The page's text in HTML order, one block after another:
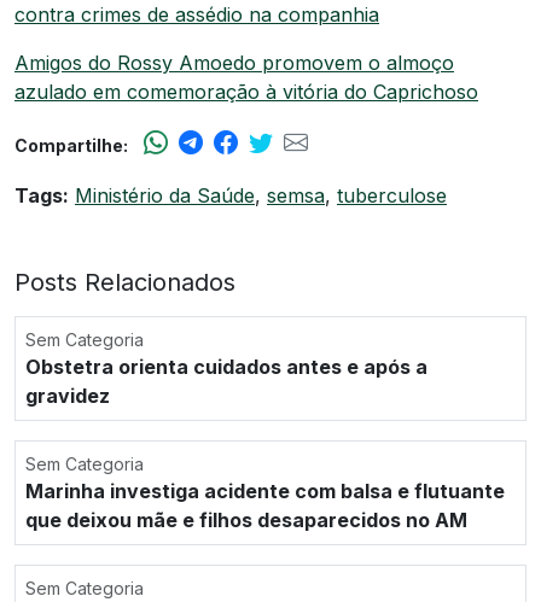
contra crimes de assédio na companhia
Amigos do Rossy Amoedo promovem o almoço
azulado em comemoração à vitória do Caprichoso
Compartilhe:
Tags: Ministério da Saúde, semsa, tuberculose
Posts Relacionados
Sem Categoria
Obstetra orienta cuidados antes e após a
gravidez
Sem Categoria
Marinha investiga acidente com balsa e flutuante
que deixou mãe e filhos desaparecidos no AM
Sem Categoria